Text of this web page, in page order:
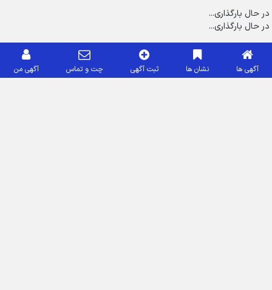
در حال بارگذاری...
در حال بارگذاری...
آگهی ها نشان ها ثبت آگهی چت و تماس آگهی من